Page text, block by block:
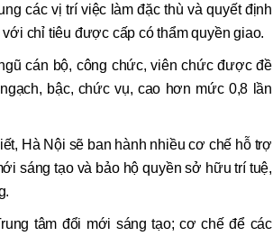
các vị trí việc làm đặc thù và quyết định
chỉ tiêu được cấp có thẩm quyền giao.
cán bộ, công chức, viên chức được đề
bậc, chức vụ, cao hơn mức 0,8 lần
Hà Nội sẽ ban hành nhiều cơ chế hỗ trợ
sáng tạo và bảo hộ quyền sở hữu trí tuệ,
tâm đổi mới sáng tạo; cơ chế để các